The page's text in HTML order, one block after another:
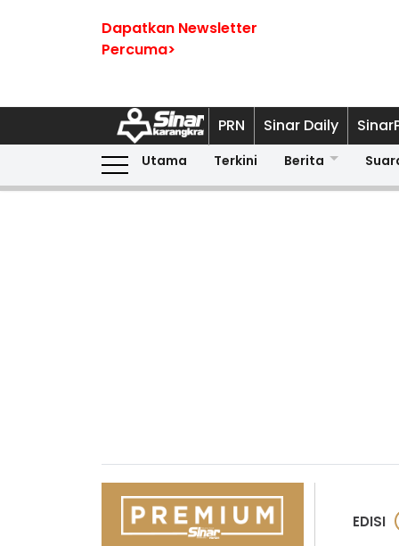
Dapatkan Newsletter
Percuma>
PRN Sinar Daily
Utama Terkini Berita
EDISI